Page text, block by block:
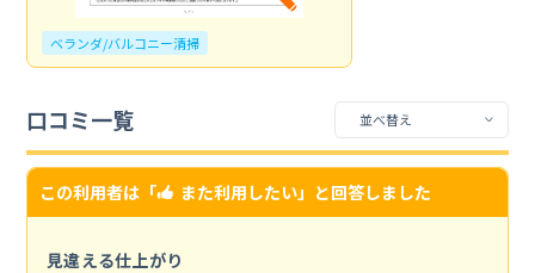
ベランダ/バルコニー清掃
口コミ一覧
この利用者は「 また利用したい」と回答しました
見違える仕上がり